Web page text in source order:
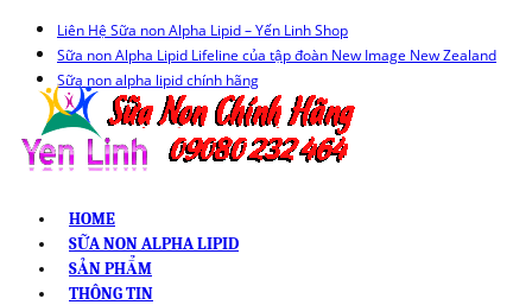
Liên Hệ Sữa non Alpha Lipid – Yến Linh Shop
Sữa non Alpha Lipid Lifeline của tập đoàn New Image New Zealand
Sữa non alpha lipid chính hãng
HOME
SỮA NON ALPHA LIPID
SẢN PHẨM
THÔNG TIN